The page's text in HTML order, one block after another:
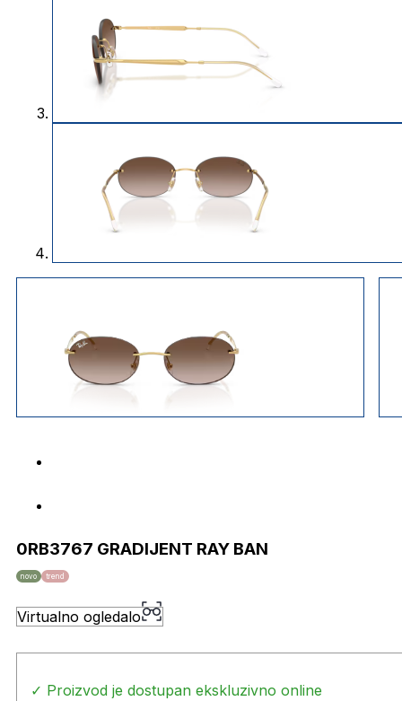
0RB3767 GRADIJENT RAY BAN
novo trend
Virtualno ogledalo
✓ Proizvod je dostupan ekskluzivno online